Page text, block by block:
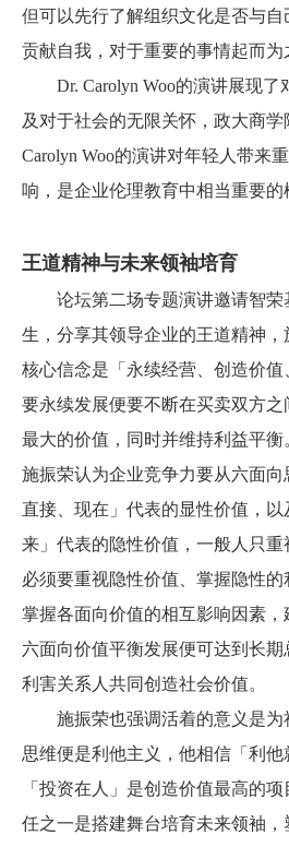
但可以先行了解组织文化是否与
贡献自我，对于重要的事情起而为
Dr. Carolyn Woo的演讲展现了
及对于社会的无限关怀，政大商
Carolyn Woo的演讲对年轻人带来
响，是企业伦理教育中相当重要的
王道精神与未来领袖培育
论坛第二场专题演讲邀请智荣
生，分享其领导企业的王道精神，
核心信念是「永续经营、创造价
要永续发展便要不断在买卖双方
最大的价值，同时并维持利益平衡
施振荣认为企业竞争力要从六面向
直接、现在」代表的显性价值，
来」代表的隐性价值，一般人只重
必须要重视隐性价值、掌握隐性
掌握各面向价值的相互影响因素
六面向价值平衡发展便可达到长
利害关系人共同创造社会价值。
施振荣也强调活着的意义是为
思维便是利他主义，他相信「利
「投资在人」是创造价值最高的
任之一是搭建舞台培育未来领袖